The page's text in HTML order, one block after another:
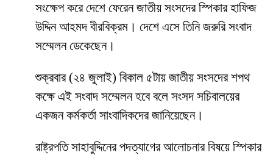
সংক্ষেপ করে দেশে ফেরেন জাতীয় সংসদের স্পিকার হাফিজ
উদ্দিন আহমদ বীরবিক্রম। দেশে এসে তিনি জরুরি সংবাদ
সম্মেলন ডেকেছেন।
শুক্রবার (২৪ জুলাই) বিকাল ৫টায় জাতীয় সংসদের শপথ
কক্ষে এই সংবাদ সম্মেলন হবে বলে সংসদ সচিবালয়ের
একজন কর্মকর্তা সাংবাদিকদের জানিয়েছেন।
রাষ্ট্রপতি সাহাবুদ্দিনের পদত্যাগের আলোচনার বিষয়ে স্পিকার